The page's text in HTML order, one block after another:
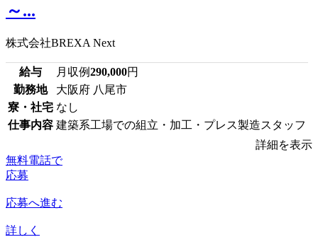
～...
株式会社BREXA Next
給与 月収例290,000円
勤務地
大阪府 八尾市
寮・社宅 なし
仕事内容 建築系工場での組立・加工・プレス製造スタッフ
詳細を表示
無料電話で
応募
応募へ進む
詳しく